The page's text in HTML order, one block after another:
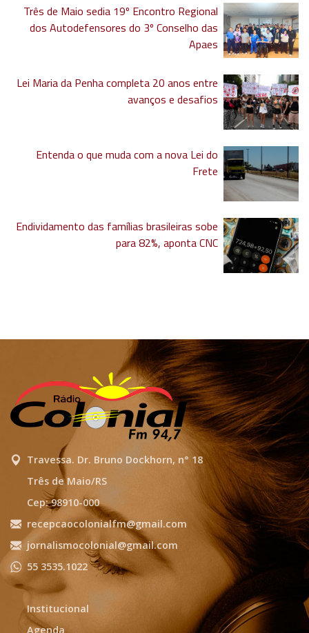
Três de Maio sedia 19º Encontro Regional
dos Autodefensores do 3º Conselho das
Apaes
Lei Maria da Penha completa 20 anos entre
avanços e desafios
Entenda o que muda com a nova Lei do
Frete
Endividamento das famílias brasileiras sobe
para 82%, aponta CNC
Travessa. Dr. Bruno Dockhorn, n° 18
Três de Maio/RS
Cep: 98910-000
recepcaocolonialfm@gmail.com
jornalismocolonial@gmail.com
55 3535.1022
Institucional
Agenda